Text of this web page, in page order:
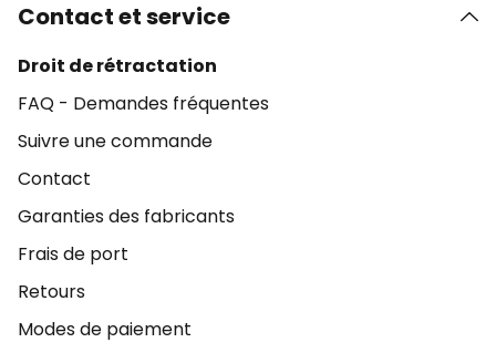
Contact et service
Droit de rétractation
FAQ - Demandes fréquentes
Suivre une commande
Contact
Garanties des fabricants
Frais de port
Retours
Modes de paiement